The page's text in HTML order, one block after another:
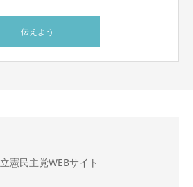
伝えよう
立憲民主党WEBサイト